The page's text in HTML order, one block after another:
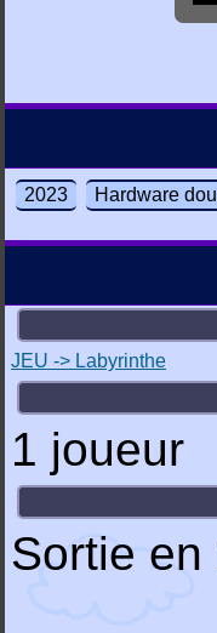
2023 Hardware
JEU -> Labyrinthe
1 joueur
Sortie